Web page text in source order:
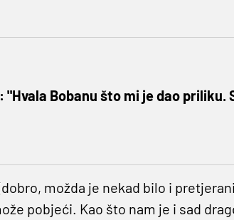
"Hvala Bobanu što mi je dao priliku.
možda je nekad bilo i
pobjeći. Kao što nam je i sad